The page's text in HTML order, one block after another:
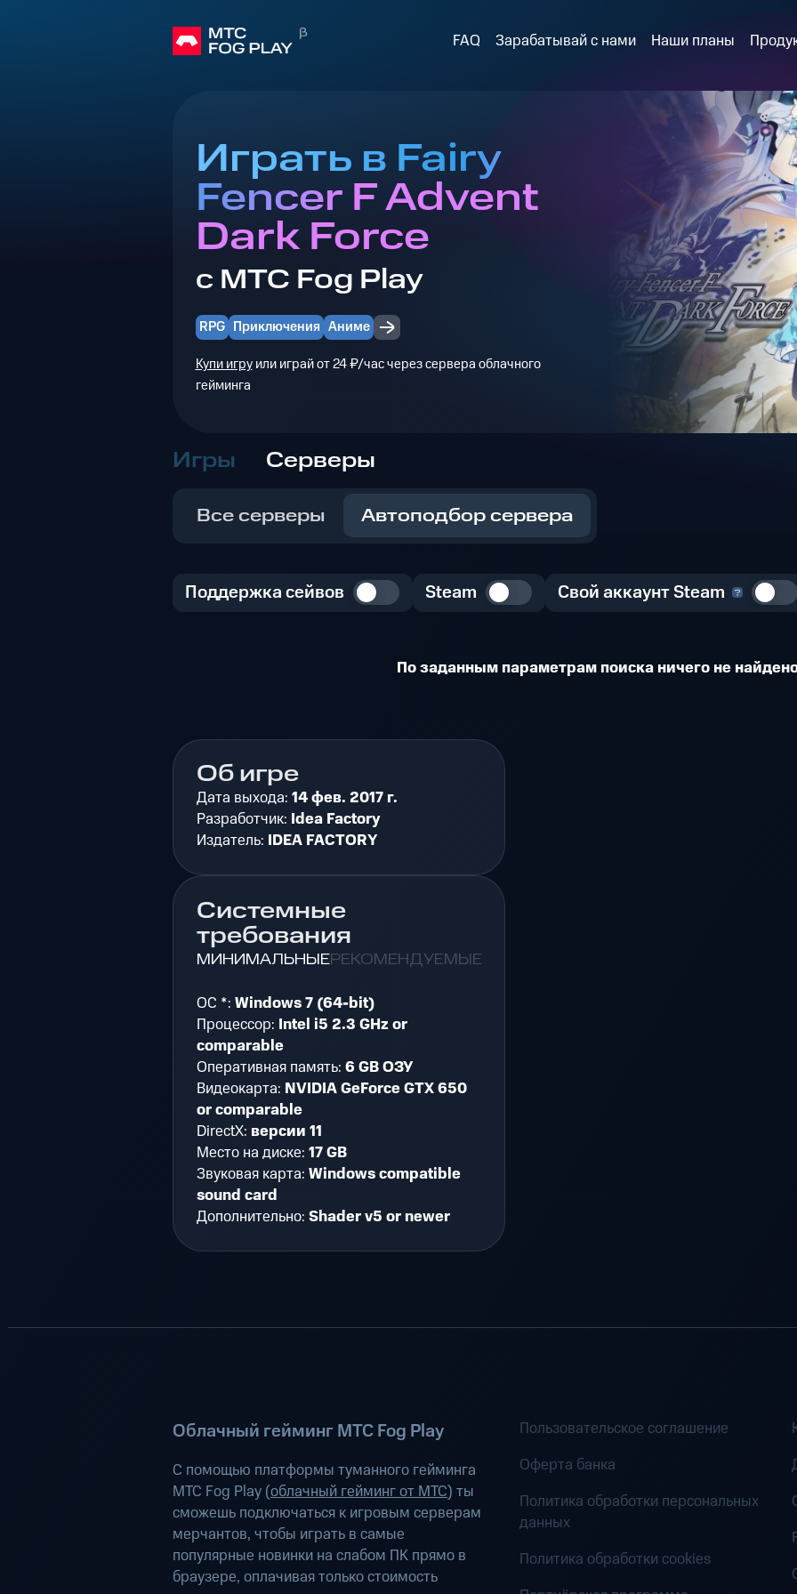
FAQ Зарабатывай с нами Наши планы
Играть в Fairy
Fencer F Advent
Dark Force
с МТС Fog Play
RPG Приключения Аниме
Купи игруили играй от 24 ₽/час через сервера облачного
гейминга
Игры Серверы
Все серверы Автоподбор сервера
Поддержка сейвов Steam Свой аккаунт Steam
По заданным параметрам поиска ничего не
Об игре
Дата выхода: 14 фев. 2017 г.
Разработчик: Idea Factory
Издатель: IDEA FACTORY
Системные
требования
МИНИМАЛЬНЫЕРЕКОМЕНДУЕМЫЕ
ОС *: Windows 7 (64-bit)
Процессор: Intel i5 2.3 GHz or
comparable
Оперативная память: 6 GB ОЗУ
Видеокарта: NVIDIA GeForce GTX 650
or comparable
DirectX: версии 11
Место на диске: 17 GB
Звуковая карта: Windows compatible
sound card
Дополнительно: Shader v5 or newer
Облачный гейминг МТС Fog Play
С помощью платформы туманного гейминга
МТС Fog Play (облачный гейминг от МТС) ты
сможешь подключаться к игровым серверам
мерчантов, чтобы играть в самые
популярные новинки на слабом ПК прямо в
браузере, оплачивая только стоимость
Пользовательское соглашение
Оферта банка
Политика обработки персональных
данных
Политика обработки cookies